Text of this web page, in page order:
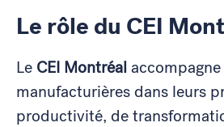
Le rôle du CEI
Le CEI Montréal
manufacturières dans leurs
productivité, de